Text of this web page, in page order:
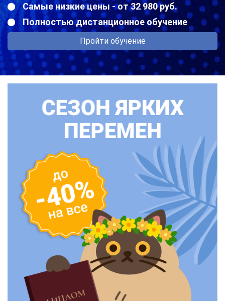
Самые низкие цены - от 32 980 руб.
Полностью дистанционное обучение
Пройти обучение